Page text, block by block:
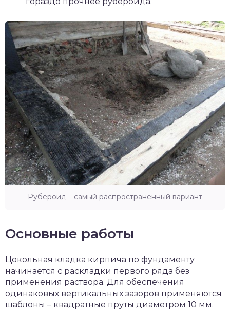
Рубероид – самый распространенный вариант
Основные работы
Цокольная кладка кирпича по фундаменту
начинается с раскладки первого ряда без
применения раствора. Для обеспечения
одинаковых вертикальных зазоров применяются
шаблоны – квадратные пруты диаметром 10 мм.